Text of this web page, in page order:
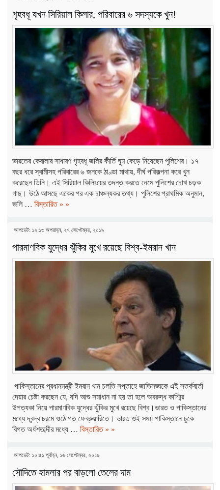
গৃহবধূ যখন সিরিয়াল কিলার, পরিবারের ৬ সদস্যকে খুন!
ভারতের কেরালার সাধারণ গৃহবধূ জলির কীর্তি ঘুম কেড়ে নিয়েছেন পুলিশের। ১৭
বছর ধরে স্বামীসহ পরিবারের ৬ জনকে ঠাণ্ডা মাথায়, দীর্ঘ পরিকল্পনা করে খুন
করেছেন তিনি। এই সিরিয়াল কিলিংয়ের তদন্ত করতে নেমে পুলিশের চোখ চড়ক
গাছ। উঠে আসছে একের পর এক চাঞ্চল্যকর তথ্য। পুলিশের প্রাথমিক অনুমান,
জলি … বিস্তারিত » »
আপডেট: ১২:১৩ অপরাহ্ন, ২৭ সেপ্টেম্বর, ২০১৯
পারমাণবিক যুদ্ধের ঝুঁকির মুখে রয়েছে বিশ্ব-ইমরান খান
পাকিস্তানের প্রধানমন্ত্রী ইমরান খান চলতি সপ্তাহে জাতিসঙ্ঘকে এই সতর্কবার্তা
দেয়ার চেষ্টা করছেন যে, যদি আশু সমাধান না হয় তা হলে অবরুদ্ধ কাশ্মির
উপত্যকা নিয়ে পারমাণবিক যুদ্ধের ঝুঁকির মুখে রয়েছে বিশ্ব।ভারত ও পাকিস্তানের
মধ্যে দ্বন্দ্ব চরমে ওঠে গত ফেব্রুয়ারিতে। ভারত ওই সময় পাকিস্তানে ঢুকে
বিগত অর্ধশতাব্দীর মধ্যে … বিস্তারিত » »
আপডেট: ১০:৫১ পূর্বাহ্ন, ১৬ সেপ্টেম্বর, ২০১৯
সৌদিতে হামলার পর বাড়লো তেলের দাম